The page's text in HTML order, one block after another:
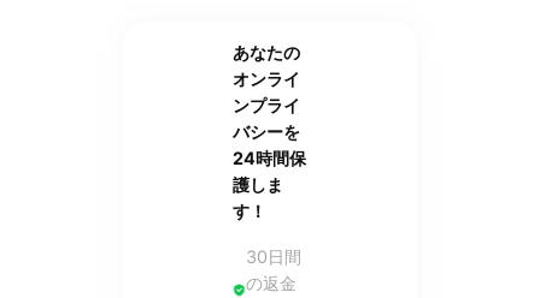
あなたの
オンライ
ンプライ
バシーを
24時間保
護しま
す！
30日間
の返金